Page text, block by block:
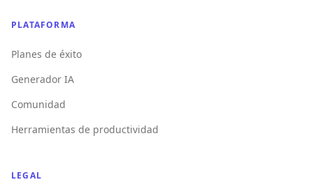
PLATAFORMA
Planes de éxito
Generador IA
Comunidad
Herramientas de productividad
LEGAL